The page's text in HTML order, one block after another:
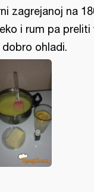
zagrejanoj na
i rum pa
dobro ohladi.